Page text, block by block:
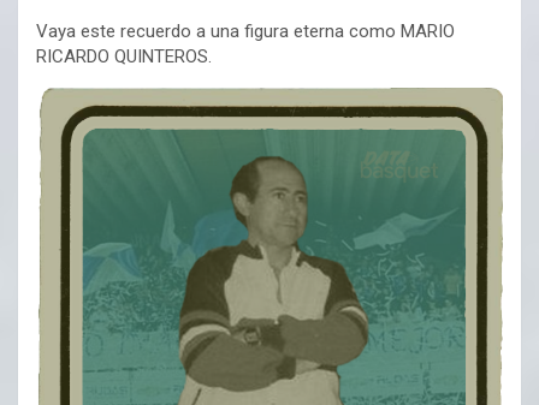
Vaya este recuerdo a una figura eterna como MARIO
RICARDO QUINTEROS.